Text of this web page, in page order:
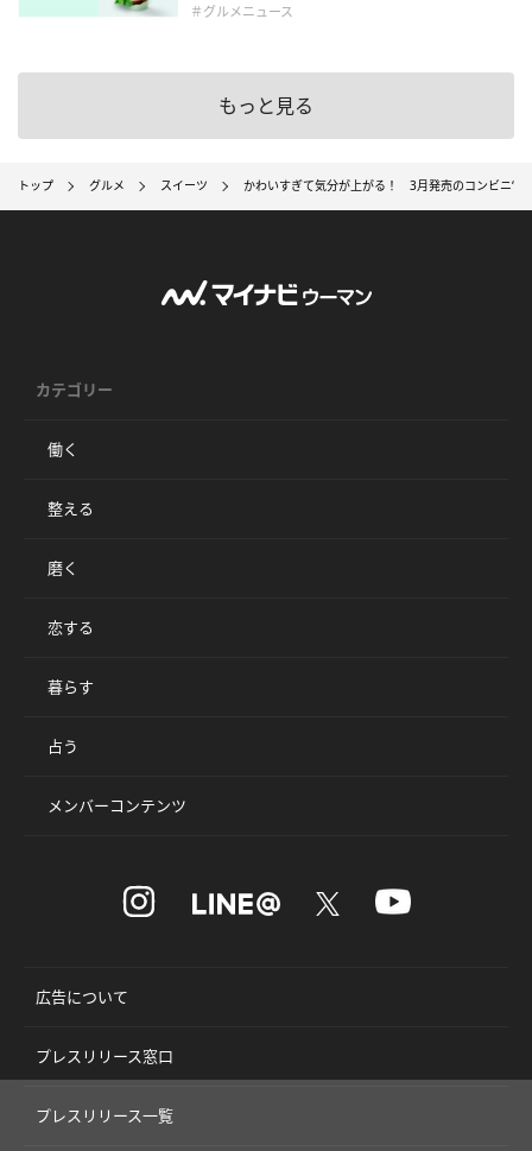
＃グルメニュース
もっと見る
トップ グルメ スイーツ かわいすぎて気分が上がる！ 3月発売のコンビニ“映
カテゴリー
働く
整える
磨く
恋する
暮らす
占う
メンバーコンテンツ
広告について
プレスリリース窓口
プレスリリース一覧